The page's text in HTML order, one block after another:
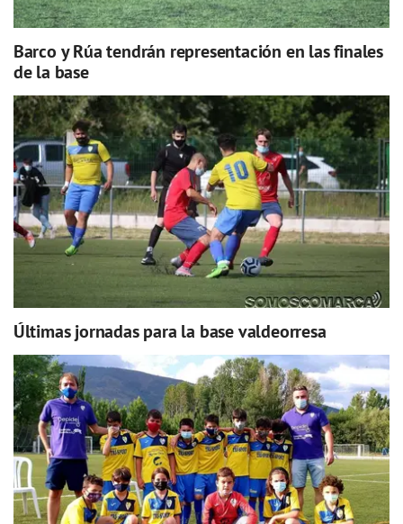
Barco y Rúa tendrán representación en las finales
de la base
Últimas jornadas para la base valdeorresa